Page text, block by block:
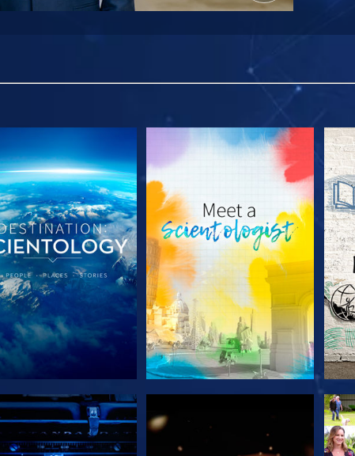
EXPLORE A SÉRIE EXPLORE A SÉRIE